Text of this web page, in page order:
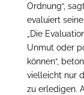
Ordnung“,
evaluiert
„Die
Unmut oder
können“,
vielleicht nur
zu erledigen.